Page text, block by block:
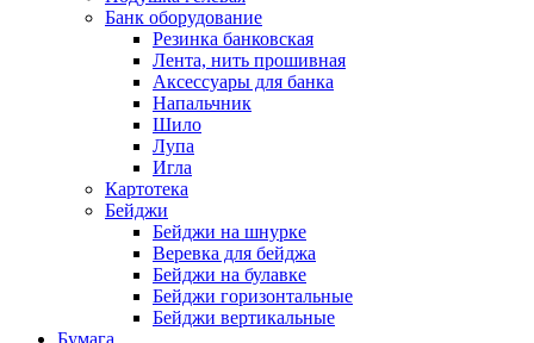
Банк оборудование
Резинка банковская
Лента, нить прошивная
Аксессуары для банка
Напальчник
Шило
Лупа
Игла
Картотека
Бейджи
Бейджи на шнурке
Веревка для бейджа
Бейджи на булавке
Бейджи горизонтальные
Бейджи вертикальные
Бумага